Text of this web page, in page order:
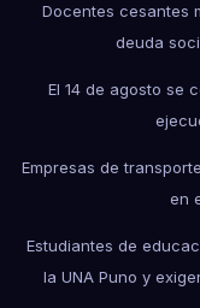
Docentes cesantes
deuda
El 14 de agosto se
Empresas de
en
Estudiantes de
la UNA Puno y